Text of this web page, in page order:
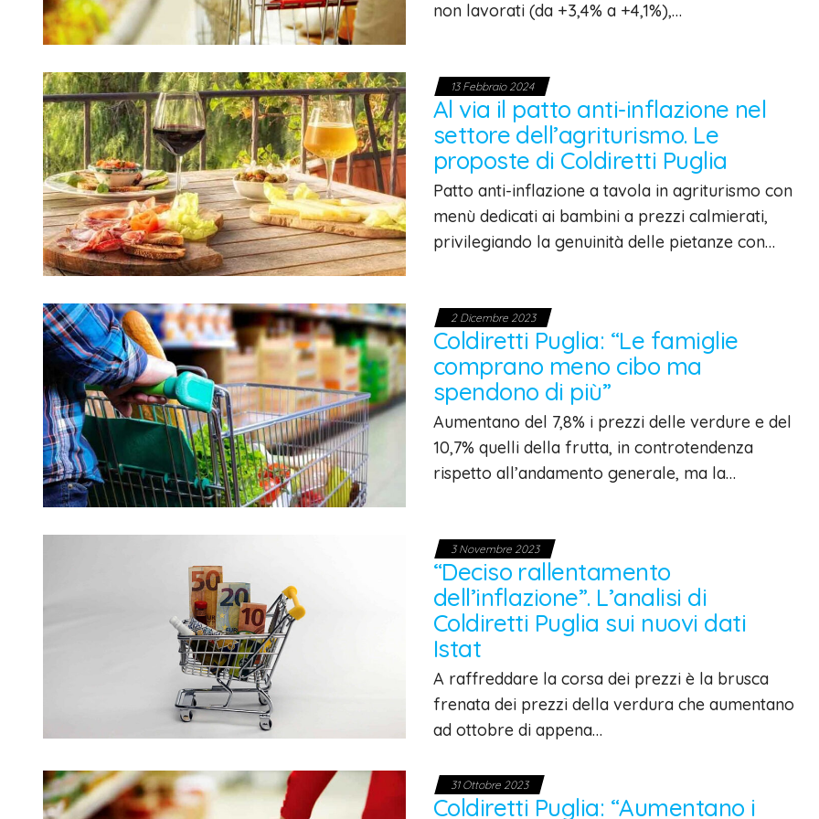
non lavorati (da +3,4% a +4,1%),…
13 Febbraio 2024
Al via il patto anti-inflazione nel
settore dell’agriturismo. Le
proposte di Coldiretti Puglia
Patto anti-inflazione a tavola in agriturismo con
menù dedicati ai bambini a prezzi calmierati,
privilegiando la genuinità delle pietanze con…
2 Dicembre 2023
Coldiretti Puglia: “Le famiglie
comprano meno cibo ma
spendono di più”
Aumentano del 7,8% i prezzi delle verdure e del
10,7% quelli della frutta, in controtendenza
rispetto all’andamento generale, ma la…
3 Novembre 2023
“Deciso rallentamento
dell’inflazione”. L’analisi di
Coldiretti Puglia sui nuovi dati
Istat
A raffreddare la corsa dei prezzi è la brusca
frenata dei prezzi della verdura che aumentano
ad ottobre di appena…
31 Ottobre 2023
Coldiretti Puglia: “Aumentano i